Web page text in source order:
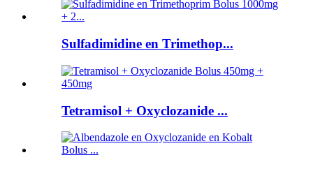
Sulfadimidine en Trimethop...
Tetramisol + Oxyclozanide ...